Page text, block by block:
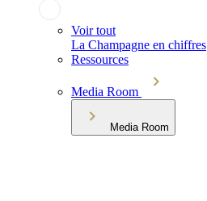
Voir tout
La Champagne en chiffres
Ressources
Media Room
Media Room